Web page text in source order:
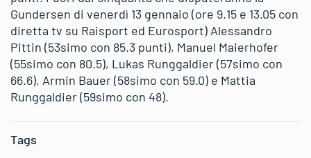
Gundersen di venerdì 13 gennaio (ore 9.15 e 13.05 con
diretta tv su Raisport ed Eurosport) Alessandro
Pittin (53simo con 85.3 punti), Manuel Maierhofer
(55simo con 80.5), Lukas Runggaldier (57simo con
66.6), Armin Bauer (58simo con 59.0) e Mattia
Runggaldier (59simo con 48).
Tags